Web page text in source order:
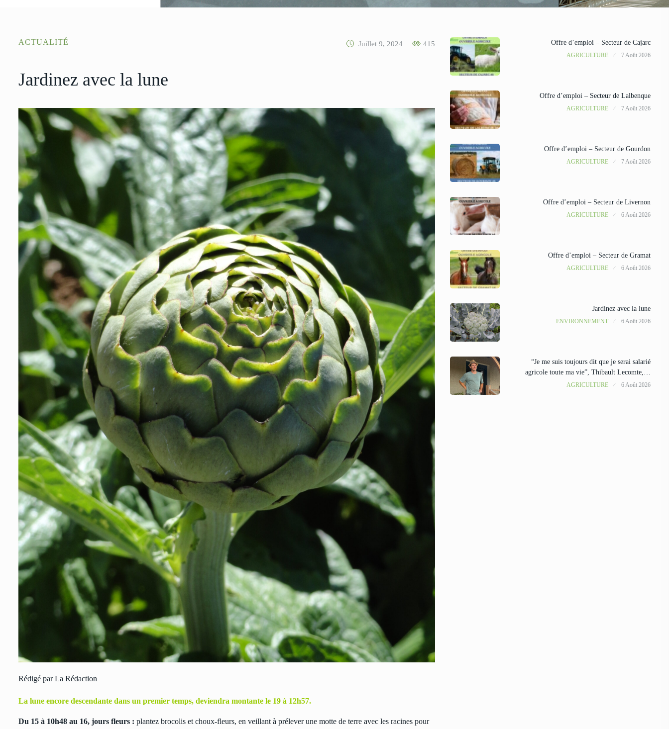
ACTUALITÉ Juillet 9, 2024 415
Jardinez avec la lune
Rédigé par La Rédaction
La lune encore descendante dans un premier temps, deviendra montante le 19 à 12h57.
Du 15 à 10h48 au 16, jours fleurs : plantez brocolis et choux-fleurs, en veillant à prélever une motte de terre avec les racines pour
Offre d’emploi – Secteur de Cajarc
AGRICULTURE 7 Août 2026
Offre d’emploi – Secteur de Lalbenque
AGRICULTURE 7 Août 2026
Offre d’emploi – Secteur de Gourdon
AGRICULTURE 7 Août 2026
Offre d’emploi – Secteur de Livernon
AGRICULTURE 6 Août 2026
Offre d’emploi – Secteur de Gramat
AGRICULTURE 6 Août 2026
Jardinez avec la lune
ENVIRONNEMENT 6 Août 2026
“Je me suis toujours dit que je serai salarié
agricole toute ma vie”, Thibault Lecomte,…
AGRICULTURE 6 Août 2026